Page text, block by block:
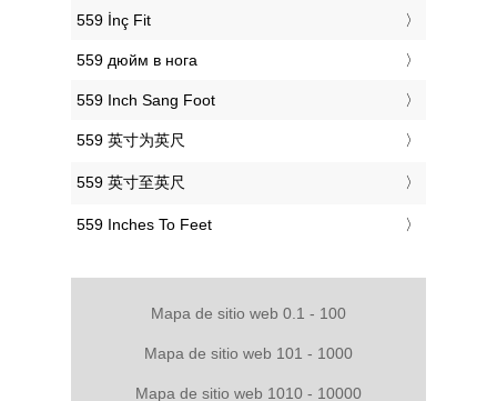
‎559 İnç Fit
‎559 дюйм в нога
‎559 Inch Sang Foot
‎559 英寸为英尺
‎559 英寸至英尺
‎559 Inches To Feet
Mapa de sitio web 0.1 - 100
Mapa de sitio web 101 - 1000
Mapa de sitio web 1010 - 10000